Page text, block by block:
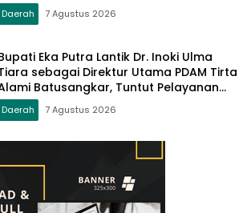
Daerah 7 Agustus 2026
Eka Putra Lantik Dr. Inoki Ulma
sebagai Direktur Utama PDAM Tirta
Batusangkar, Tuntut Pelayanan
dan Tata Kelola Profesional
Daerah 7 Agustus 2026